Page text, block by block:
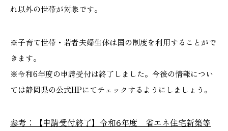
れ以外の世帯が対象です。
※子育て世帯・若者夫婦生体は国の制度を利用することがで
きます。
※令和6年度の申請受付は終了しました。今後の情報につい
ては静岡県の公式HPにてチェックするようにしましょう。
参考：【申請受付終了】令和6年度 省エネ住宅新築等